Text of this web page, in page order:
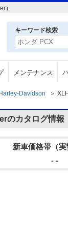
）
キーワード検索
メンテナンス
Davidson ＞
のカタログ情報
新車価格帯（実
- -